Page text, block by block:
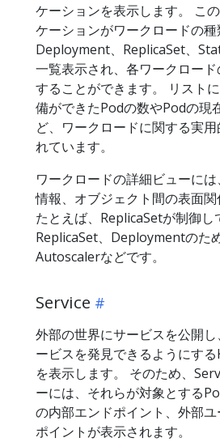
ケーションを表示します。 こ
ケーションがワークロードの種
Deployment、ReplicaSet、
一覧表示され、各ワークロー
することができます。 リスト
備ができたPodの数やPodの現
ど、ワークロードに関する実
れています。
ワークロードの詳細ビューに
情報、オブジェクト間の表面関
たとえば、ReplicaSetが制御
ReplicaSet、Deploymentのた
Autoscalerなどです。
Service
外部の世界にサービスを公開
ービスを発見できるようにす
を表示します。 そのため、
ーには、それらが対象とする
の内部エンドポイント、外部
ポイントが表示されます。